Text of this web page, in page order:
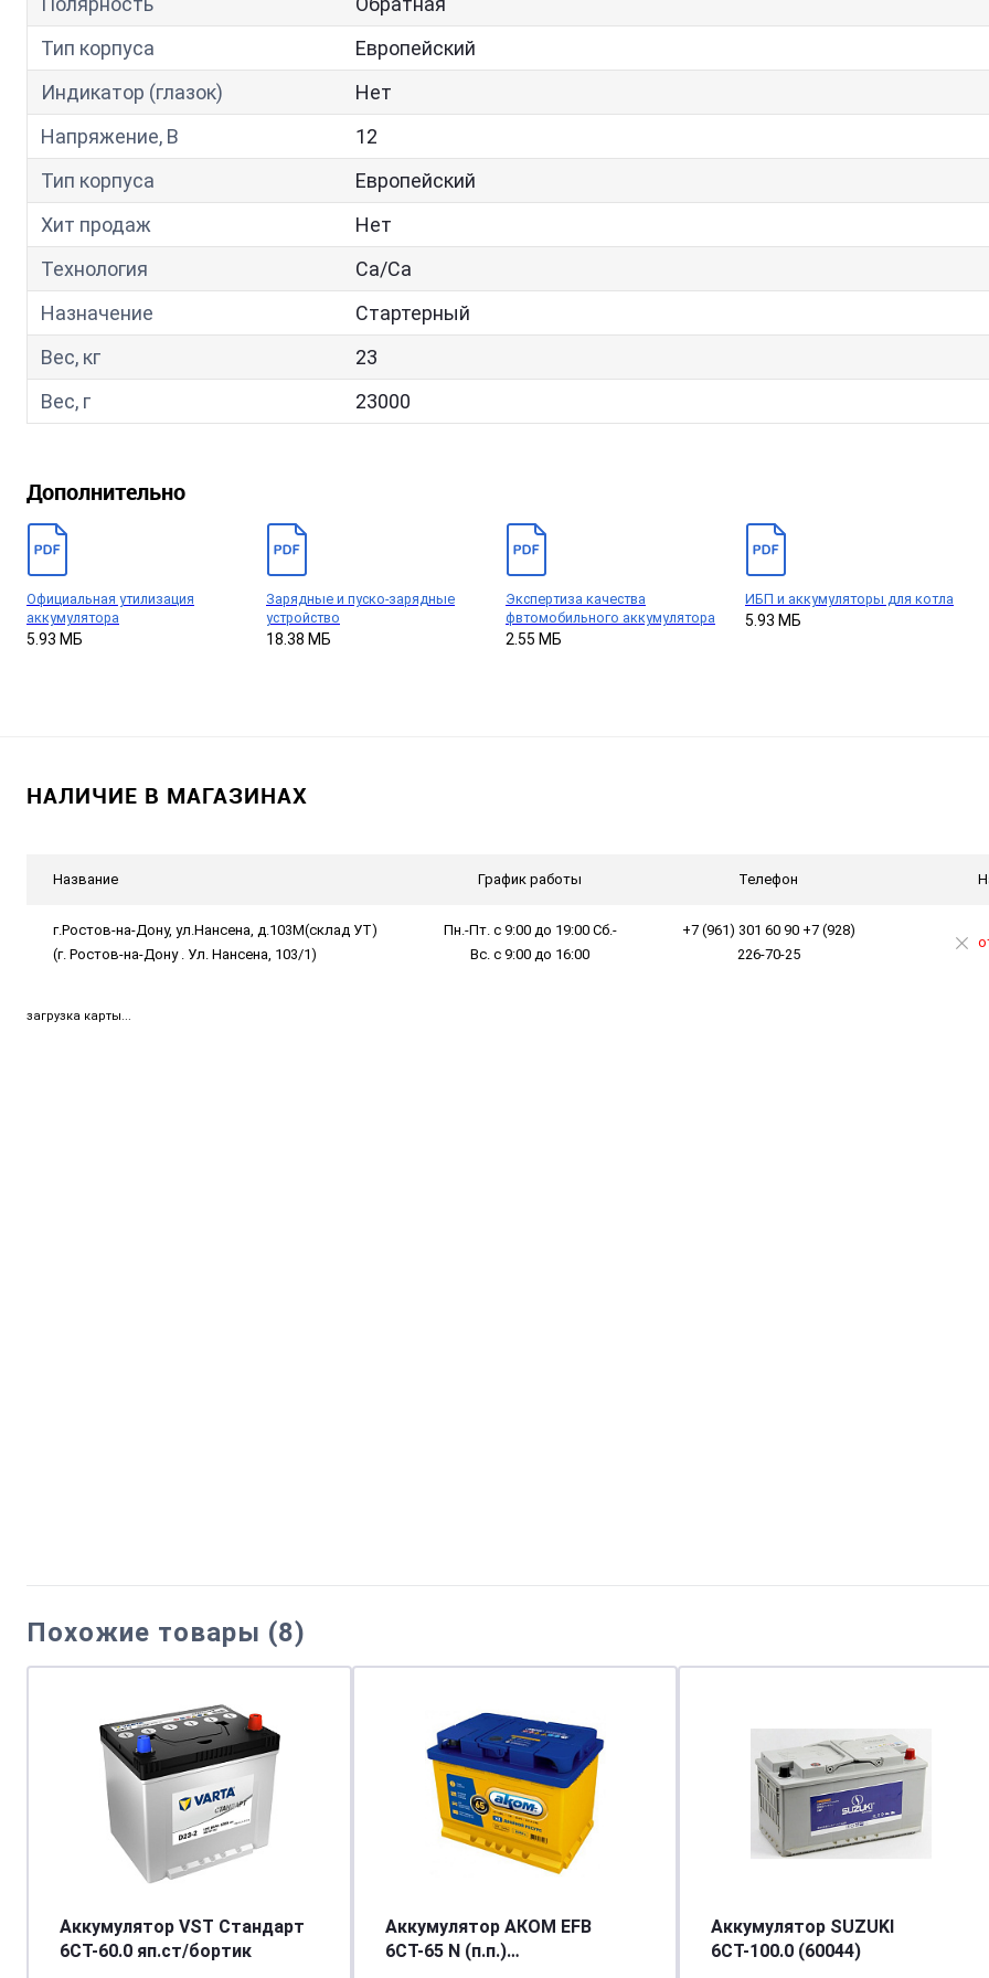
Тип корпуса
Европейский
Индикатор (глазок)
Нет
Напряжение, В
12
Тип корпуса
Европейский
Хит продаж
Нет
Технология
Са/Са
Назначение
Стартерный
Вес, кг
23
Вес, г
23000
Дополнительно
Официальная утилизация
аккумулятора
5.93 МБ
Зарядные и пуско-зарядные
устройство
18.38 МБ
Экспертиза качества
фвтомобильного аккумулятора
2.55 МБ
ИБП и аккумуляторы для котла
5.93 МБ
НАЛИЧИЕ В МАГАЗИНАХ
Название График работы Телефон
г.Ростов-на-Дону, ул.Нансена, д.103М(склад УТ)
(г. Ростов-на-Дону . Ул. Нансена, 103/1)
Пн.-Пт. с 9:00 до 19:00 Сб.-
Вс. с 9:00 до 16:00
+7 (961) 301 60 90 +7 (928)
226-70-25
загрузка карты...
Похожие товары (8)
Аккумулятор VST Стандарт
6СТ-60.0 яп.ст/бортик
Аккумулятор АКОМ EFB
6СТ-65 N (п.п.)
Аккумулятор SUZUKI
6СТ-100.0 (60044)